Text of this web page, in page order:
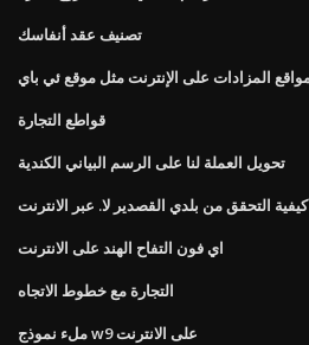
تصنيف عقد أنفاسك
قواطع التجارة
تحويل العملة لنا على الرسم البياني الكندية
كيفية التحقق من بلدي القصدير لا. عبر الانترنت
اي فون التفاح الهند على الانترنت
التجارة مع خطوط الاتجاه
ملء نموذج w9 على الانترنت